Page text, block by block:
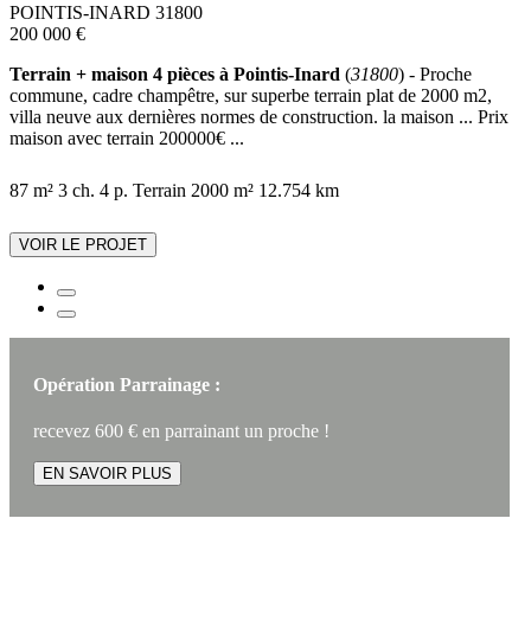
POINTIS-INARD 31800
200 000 €
Terrain + maison 4 pièces à Pointis-Inard (31800) - Proche
commune, cadre champêtre, sur superbe terrain plat de 2000 m2,
villa neuve aux dernières normes de construction. la maison ... Prix
maison avec terrain 200000€ ...
87 m² 3 ch. 4 p. Terrain 2000 m² 12.754 km
VOIR LE PROJET
Opération Parrainage :
recevez 600 € en parrainant un proche !
EN SAVOIR PLUS